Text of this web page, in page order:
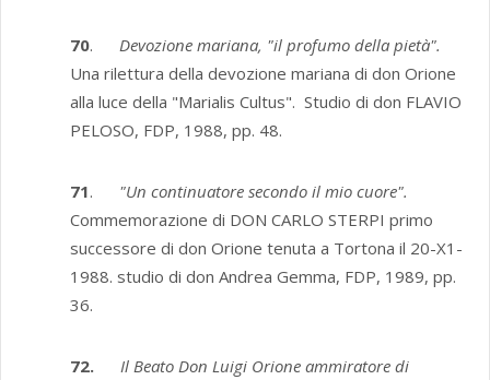
70. Devozione mariana, "il profumo della pietà".
Una rilettura della devozione mariana di don Orione
alla luce della "Marialis Cultus". Studio di don FLAVIO
PELOSO, FDP, 1988, pp. 48.
71. "Un continuatore secondo il mio cuore".
Commemorazione di DON CARLO STERPI primo
successore di don Orione tenuta a Tortona il 20-X1-
1988. studio di don Andrea Gemma, FDP, 1989, pp.
36.
72. Il Beato Don Luigi Orione ammiratore di